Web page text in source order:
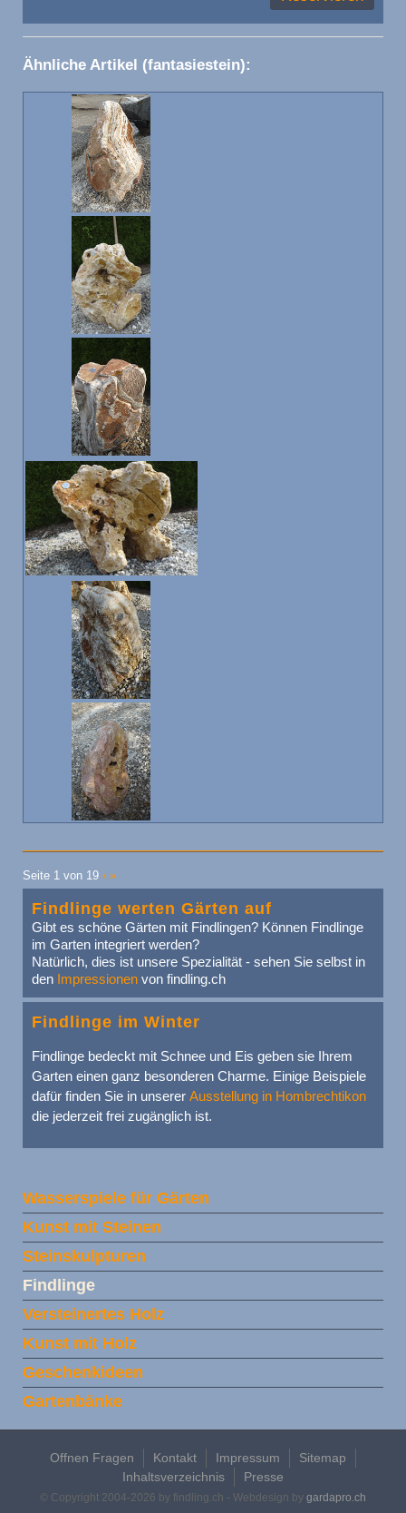
Ähnliche Artikel (fantasiestein):
Seite 1 von 19 › »
Findlinge werten Gärten auf
Gibt es schöne Gärten mit Findlingen? Können Findlinge
im Garten integriert werden?
Natürlich, dies ist unsere Spezialität - sehen Sie selbst in
den Impressionen von findling.ch
Findlinge im Winter
Findlinge bedeckt mit Schnee und Eis geben sie Ihrem
Garten einen ganz besonderen Charme. Einige Beispiele
dafür finden Sie in unserer Ausstellung in Hombrechtikon
die jederzeit frei zugänglich ist.
Wasserspiele für Gärten
Kunst mit Steinen
Steinskulpturen
Findlinge
Versteinertes Holz
Kunst mit Holz
Geschenkideen
Gartenbänke
Offnen Fragen Kontakt Impressum
Sitemap
Inhaltsverzeichnis
Presse
© Copyright 2004-2026 by findling.ch - Webdesign by gardapro.ch